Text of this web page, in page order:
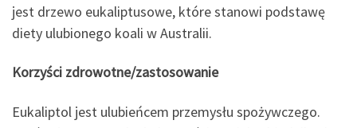
jest drzewo eukaliptusowe, które stanowi podstawę
diety ulubionego koali w Australii.
Korzyści zdrowotne/zastosowanie
Eukaliptol jest ulubieńcem przemysłu spożywczego.